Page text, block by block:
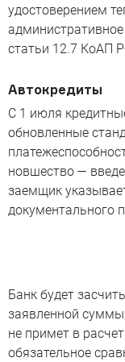
удостоверением
статьи 12.7 КоАП
Автокредиты
С 1 июля
обновленные
новшество —
заемщик
документального
Банк будет
заявленной
не примет в
обязательное